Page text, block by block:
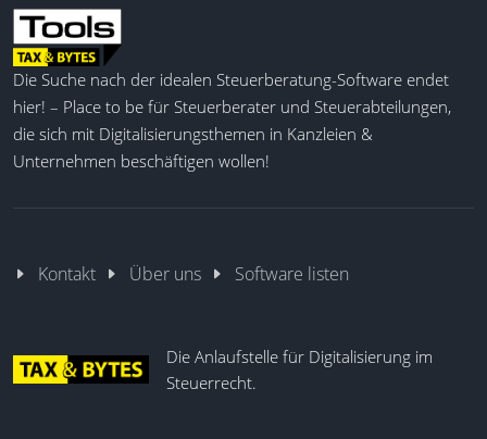
Die Suche nach der idealen Steuerberatung-Software endet
hier! – Place to be für Steuerberater und Steuerabteilungen,
die sich mit Digitalisierungsthemen in Kanzleien &
Unternehmen beschäftigen wollen!
Kontakt Über uns Software listen
Die Anlaufstelle für Digitalisierung im
Steuerrecht.